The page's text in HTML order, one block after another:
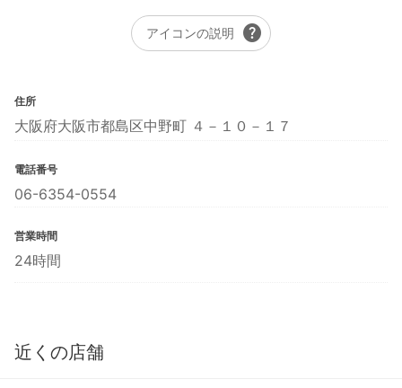
アイコンの説明 help
住所
大阪府大阪市都島区中野町 ４－１０－１７
電話番号
06-6354-0554
営業時間
24時間
近くの店舗